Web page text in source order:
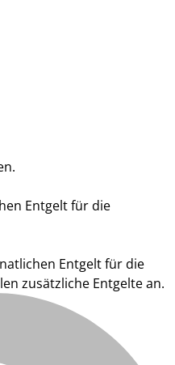
Entgelt für die
Entgelt für die
zusätzliche Entgelte an.